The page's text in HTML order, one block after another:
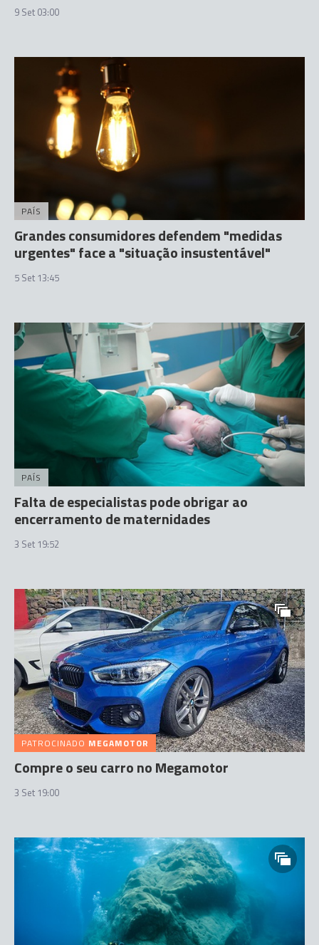
9 Set 03:00
PAÍS
Grandes consumidores defendem "medidas
urgentes" face a "situação insustentável"
5 Set 13:45
PAÍS
Falta de especialistas pode obrigar ao
encerramento de maternidades
3 Set 19:52
PATROCINADO MEGAMOTOR
Compre o seu carro no Megamotor
3 Set 19:00